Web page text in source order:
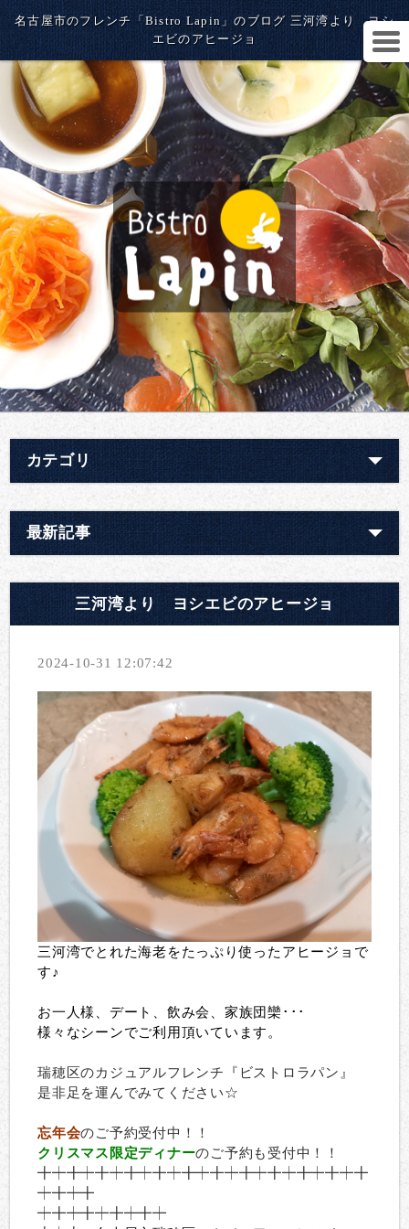
名古屋市のフレンチ「Bistro Lapin」のブログ 三河湾より ヨシ
エビのアヒージョ
カテゴリ
最新記事
三河湾より ヨシエビのアヒージョ
2024-10-31 12:07:42
三河湾でとれた海老をたっぷり使ったアヒージョで
す♪
お一人様、デート、飲み会、家族団欒･･･
様々なシーンでご利用頂いています。
瑞穂区のカジュアルフレンチ『ビストロラパン』
是非足を運んでみてください☆
忘年会のご予約受付中！！
クリスマス限定ディナーのご予約も受付中！！
╋┿╋┿╋┿╋┿╋┿╋┿╋┿╋┿╋┿╋┿╋┿╋
┿╋┿╋
┿╋┿╋┿╋┿╋┿